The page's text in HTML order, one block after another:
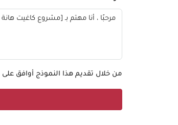
من خلال تقديم هذا النموذج أوافق على